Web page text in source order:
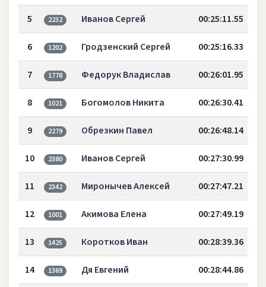
5 2232 Иванов Сергей 00:25:11.55
6 1202 Гродзенский Сергей 00:25:16.33
7 1778 Федорук Владислав 00:26:01.95
8 1021 Богомолов Никита 00:26:30.41
9 2279 Обрезкин Павел 00:26:48.14
10 2380 Иванов Сергей 00:27:30.99
11 2342 Миронычев Алексей 00:27:47.21
12 1001 Акимова Елена 00:27:49.19
13 1425 Коротков Иван 00:28:39.36
14 1369 Дя Евгений 00:28:44.86